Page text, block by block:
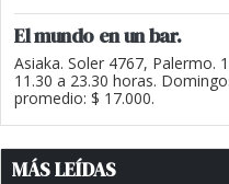
El mundo en un bar.
Asiaka. Soler 4767, Palermo.
11.30 a 23.30 horas.
promedio: $ 17.000.
MÁS LEÍDAS